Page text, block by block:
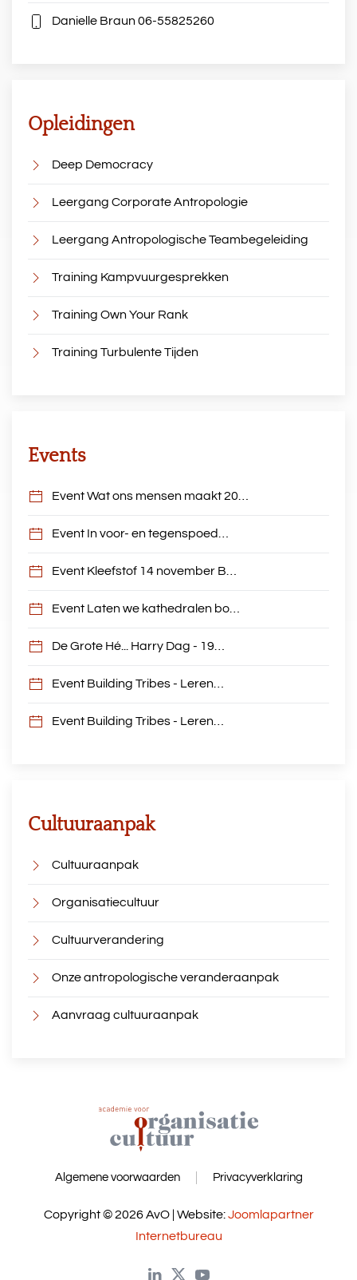
Danielle Braun06-55825260
Opleidingen
Deep Democracy
Leergang Corporate Antropologie
Leergang Antropologische Teambegeleiding
Training Kampvuurgesprekken
Training Own Your Rank
Training Turbulente Tijden
Events
Event Wat ons mensen maakt 20…
Event In voor- en tegenspoed…
Event Kleefstof 14 november B…
Event Laten we kathedralen bo…
De Grote Hé... Harry Dag - 19…
Event Building Tribes - Leren…
Event Building Tribes - Leren…
Cultuuraanpak
Cultuuraanpak
Organisatiecultuur
Cultuurverandering
Onze antropologische veranderaanpak
Aanvraag cultuuraanpak
Algemene voorwaarden Privacyverklaring
Copyright © 2026 AvO | Website:Joomlapartner
Internetbureau